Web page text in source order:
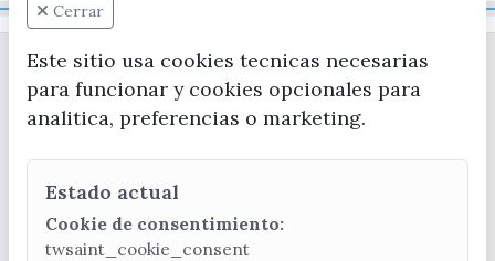
CONTACTA CON LA OFICINA DE TURISMO
(+34) 952 541 104
Cerrar
Este sitio usa cookies tecnicas necesarias
para funcionar y cookies opcionales para
analitica, preferencias o marketing.
Estado actual
Cookie de consentimiento:
twsaint_cookie_consent